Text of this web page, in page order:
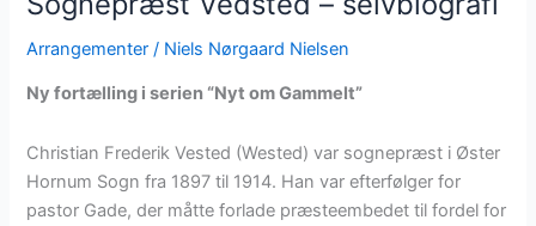
Rebild
Kommunes
2024
Arrangementer / Niels Nørgaard Nielsen
Ny fortælling i serien “Nyt om Gammelt”
Christian Frederik Vested (Wested) var sognepræst i Øster
Hornum Sogn fra 1897 til 1914. Han var efterfølger for
pastor Gade, der måtte forlade præsteembedet til fordel for